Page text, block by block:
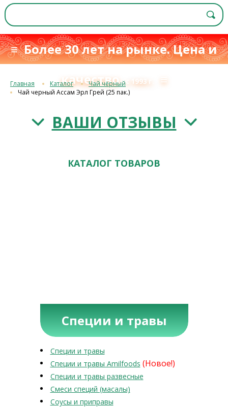
≡ Более 30 лет на рынке. Цена и
качество с 1993 г. ≡
Главная Каталог
Чай чёрный
Чай черный Ассам Эрл Грей (25 пак.)
ВАШИ ОТЗЫВЫ
КАТАЛОГ ТОВАРОВ
Специи и травы
Специи и травы
Специи и травы Amilfoods (Новое!)
Специи и травы развесные
Смеси специй (масалы)
Соусы и приправы